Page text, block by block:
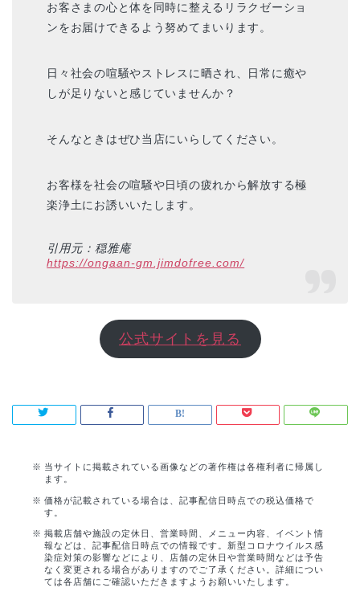
お客さまの心と体を同時に整えるリラクゼーショ
ンをお届けできるよう努めてまいります。
日々社会の喧騒やストレスに晒され、日常に癒や
しが足りないと感じていませんか？
そんなときはぜひ当店にいらしてください。
お客様を社会の喧騒や日頃の疲れから解放する極
楽浄土にお誘いいたします。
引用元：穏雅庵
https://ongaan-gm.jimdofree.com/
公式サイトを見る
当サイトに掲載されている画像などの著作権は各権利者に帰属し
ます。
価格が記載されている場合は、記事配信日時点での税込価格で
す。
掲載店舗や施設の定休日、営業時間、メニュー内容、イベント情
報などは、記事配信日時点での情報です。新型コロナウイルス感
染症対策の影響などにより、店舗の定休日や営業時間などは予告
なく変更される場合がありますのでご了承ください。詳細につい
ては各店舗にご確認いただきますようお願いいたします。